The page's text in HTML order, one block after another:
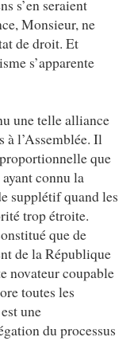
s’en seraient
Monsieur, ne
de droit. Et
s’apparente
une telle alliance
à l’Assemblée. Il
que
connu la
supplétif quand les
trop étroite.
que de
de la République
novateur coupable
toutes les
une
du processus